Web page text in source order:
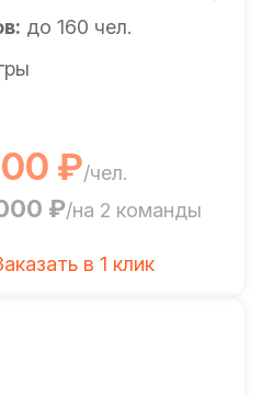
до 160 чел.
₽/чел.
₽/на 2 команды
в 1 клик